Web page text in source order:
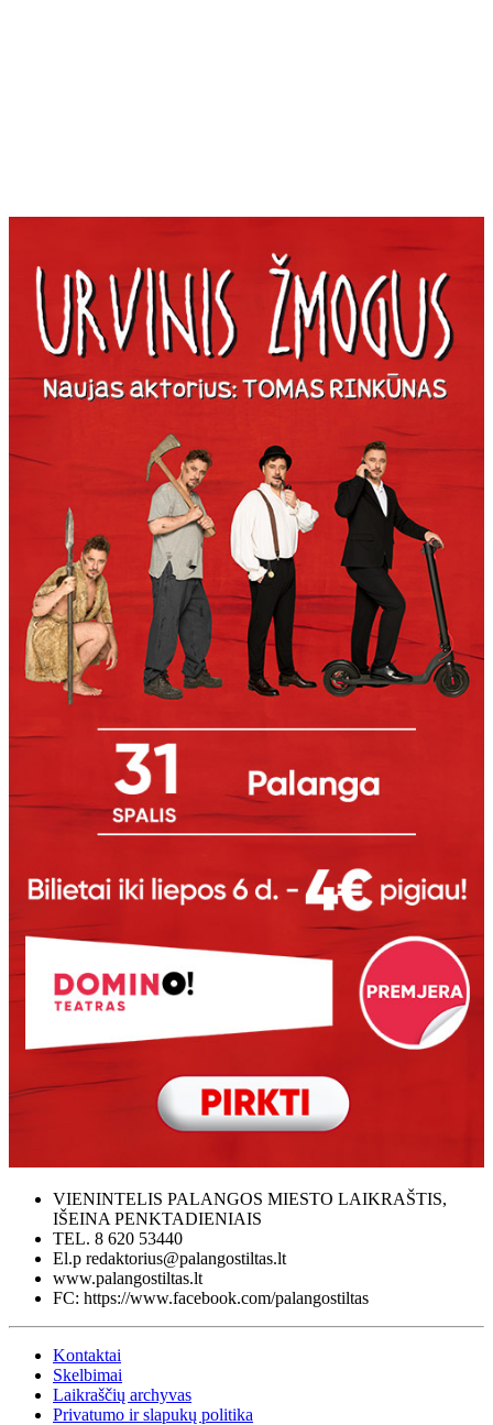
VIENINTELIS PALANGOS MIESTO LAIKRAŠTIS,
IŠEINA PENKTADIENIAIS
TEL. 8 620 53440
El.p redaktorius@palangostiltas.lt
www.palangostiltas.lt
FC: https://www.facebook.com/palangostiltas
Kontaktai
Skelbimai
Laikraščių archyvas
Privatumo ir slapukų politika